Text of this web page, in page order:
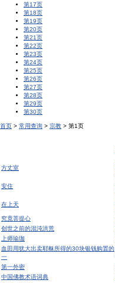
第17页
第18页
第19页
第20页
第21页
第22页
第23页
第24页
第25页
第26页
第27页
第28页
第29页
第30页
首页 > 常用查询 > 宗教 > 第1页
方丈室
安住
在上天
究竟菩提心
创世之前的混沌洪荒
上师瑜珈
血田用犹大出卖耶稣所得的30块银钱购置的
一
第一外密
中国佛教术语词典